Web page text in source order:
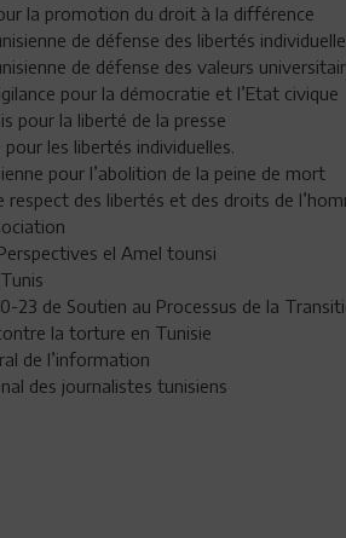
la promotion du droit à la différence
de défense des libertés
de défense des valeurs
pour la démocratie et l’Etat civique
pour la liberté de la presse
les libertés individuelles.
pour l’abolition de la peine de
respect des libertés et des droits de
el Amel tounsi
23 de Soutien au Processus de la
la torture en Tunisie
de l’information
des journalistes tunisiens